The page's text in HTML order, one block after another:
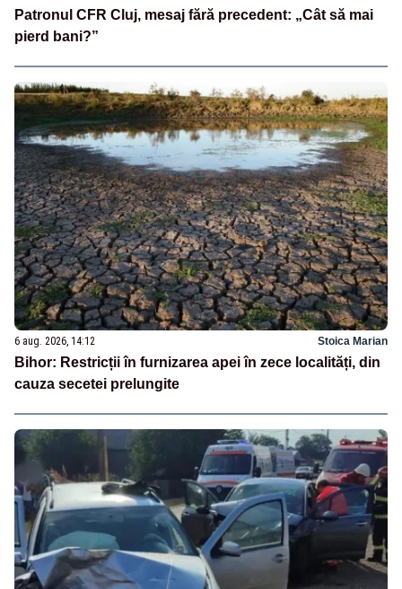
Patronul CFR Cluj, mesaj fără precedent: „Cât să mai
pierd bani?”
6 aug. 2026, 14:12 Stoica Marian
Bihor: Restricții în furnizarea apei în zece localități, din
cauza secetei prelungite